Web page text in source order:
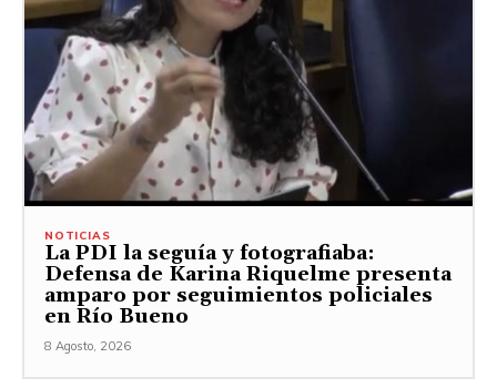
NOTICIAS
La PDI la seguía y fotografiaba:
Defensa de Karina Riquelme presenta
amparo por seguimientos policiales
en Río Bueno
8 Agosto, 2026